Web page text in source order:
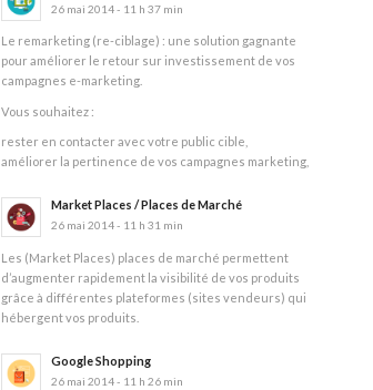
26 mai 2014 - 11 h 37 min
Le remarketing (re-ciblage) : une solution gagnante
pour améliorer le retour sur investissement de vos
campagnes e-marketing.
Vous souhaitez :
rester en contacter avec votre public cible,
améliorer la pertinence de vos campagnes marketing,
Market Places / Places de Marché
26 mai 2014 - 11 h 31 min
Les (Market Places) places de marché permettent
d’augmenter rapidement la visibilité de vos produits
grâce à différentes plateformes (sites vendeurs) qui
hébergent vos produits.
Google Shopping
26 mai 2014 - 11 h 26 min